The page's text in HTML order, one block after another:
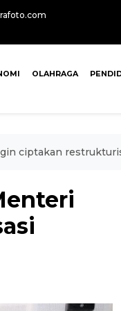
OLAHRAGA
ciptakan